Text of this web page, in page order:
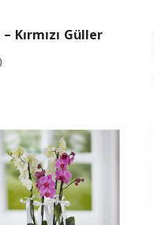
Kırmızı Güller